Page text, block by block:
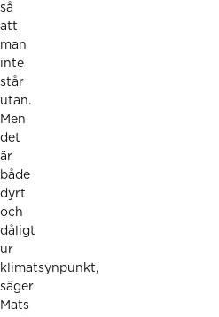
så
att
man
inte
står
utan.
Men
det
är
både
dyrt
och
dåligt
ur
klimatsynpunkt,
säger
Mats